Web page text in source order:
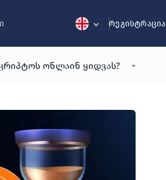
რეგისტრაცია
ონლაინ ყიდვას?